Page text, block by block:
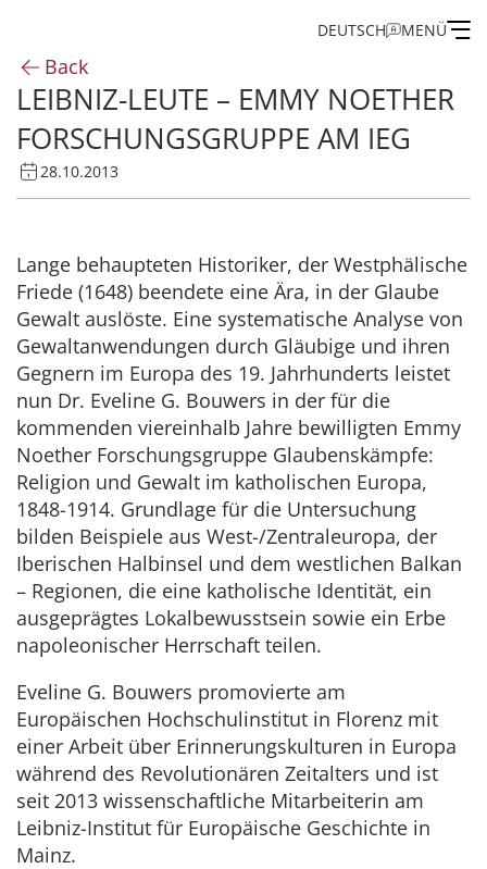
DEUTSCH MENÜ
Institute
Administration
Fellowship and Guest Programme
Publications of the IEG
Back
LEIBNIZ-LEUTE – EMMY NOETHER
FORSCHUNGSGRUPPE AM IEG
28.10.2013
Lange behaupteten Historiker, der Westphälische
Friede (1648) beendete eine Ära, in der Glaube
Gewalt auslöste. Eine systematische Analyse von
Gewaltanwendungen durch Gläubige und ihren
Gegnern im Europa des 19. Jahrhunderts leistet
nun Dr. Eveline G. Bouwers in der für die
kommenden viereinhalb Jahre bewilligten Emmy
Noether Forschungsgruppe Glaubenskämpfe:
Religion und Gewalt im katholischen Europa,
1848-1914. Grundlage für die Untersuchung
bilden Beispiele aus West-/Zentraleuropa, der
Iberischen Halbinsel und dem westlichen Balkan
– Regionen, die eine katholische Identität, ein
ausgeprägtes Lokalbewusstsein sowie ein Erbe
napoleonischer Herrschaft teilen.
Eveline G. Bouwers promovierte am
Europäischen Hochschulinstitut in Florenz mit
einer Arbeit über Erinnerungskulturen in Europa
während des Revolutionären Zeitalters und ist
seit 2013 wissenschaftliche Mitarbeiterin am
Leibniz-Institut für Europäische Geschichte in
Mainz.